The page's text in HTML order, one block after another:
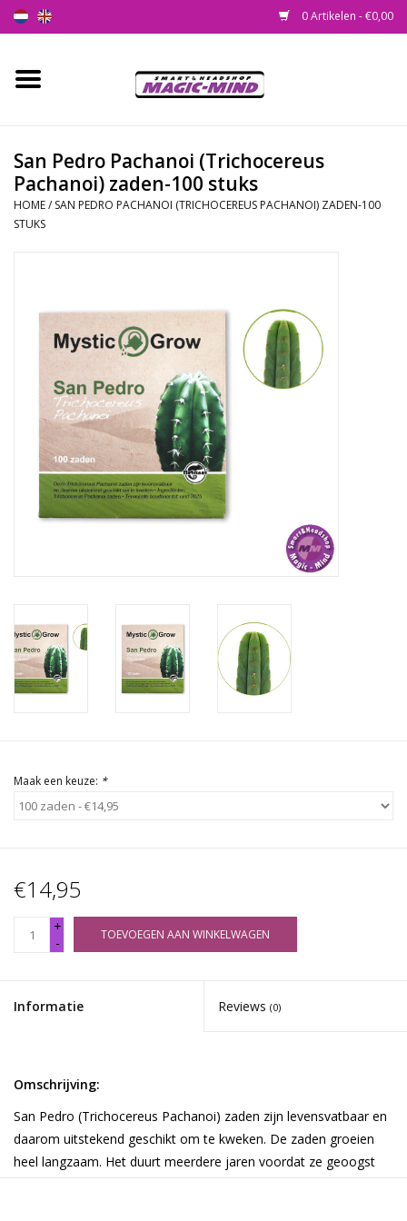
0 Artikelen - €0,00
Home
Smartshop
Health Supplies
Psychedelic
Rituals & Wierook
San Pedro Pachanoi (Trichocereus
Pachanoi) zaden-100 stuks
HOME/ SAN PEDRO PACHANOI (TRICHOCEREUS PACHANOI) ZADEN-100
STUKS
Maak een keuze: *
€14,95
+
-
TOEVOEGEN AAN WINKELWAGEN
Informatie Reviews (0)
Omschrijving:
San Pedro (Trichocereus Pachanoi) zaden zijn levensvatbaar en
daarom uitstekend geschikt om te kweken. De zaden groeien
heel langzaam. Het duurt meerdere jaren voordat ze geoogst